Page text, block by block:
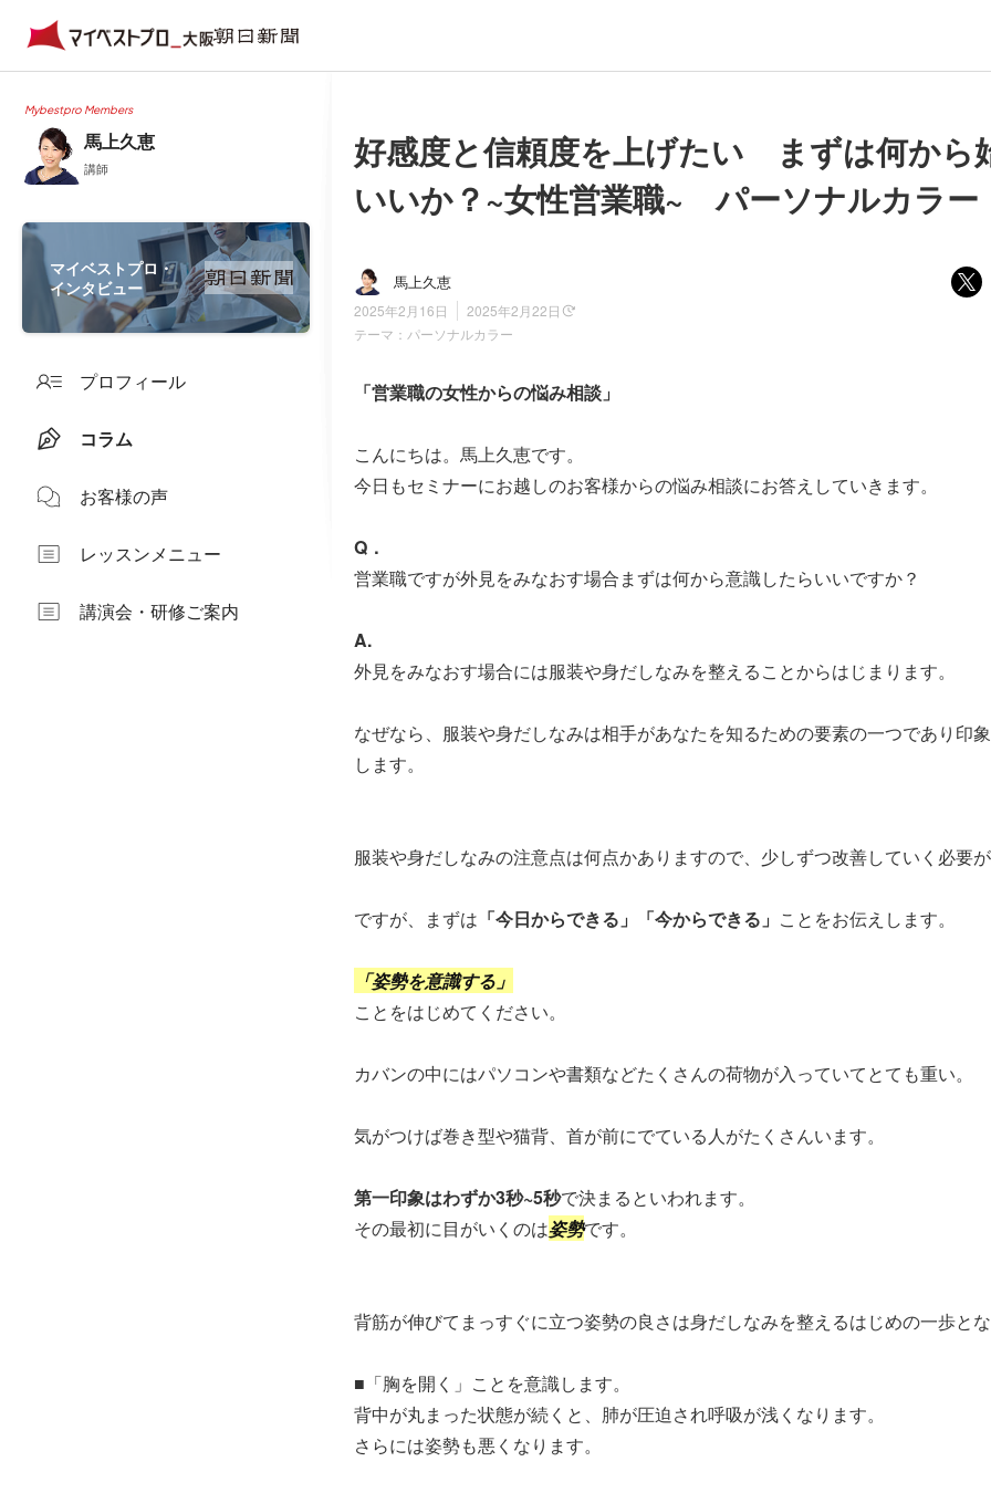
Mybestpro Members
馬上久恵
講師
マイベストプロ・
インタビュー
プロフィール
コラム
お客様の声
レッスンメニュー
講演会・研修ご案内
好感度と信頼度を上げたい まずは何から
いいか？~女性営業職~ パーソナルカラー
馬上久恵
2025年2月16日
2025年2月22日
テーマ： パーソナルカラー
「営業職の女性からの悩み相談」
こんにちは。馬上久恵です。
今日もセミナーにお越しのお客様からの悩み相談にお答えしていきます。
Q．
営業職ですが外見をみなおす場合まずは何から意識したらいいですか？
A.
外見をみなおす場合には服装や身だしなみを整えることからはじまります。
なぜなら、服装や身だしなみは相手があなたを知るための要素の一つであり印
します。
服装や身だしなみの注意点は何点かありますので、少しずつ改善していく必要
ですが、まずは 「今日からできる」「今からできる」 ことをお伝えします。
「姿勢を意識する」
ことをはじめてください。
カバンの中にはパソコンや書類などたくさんの荷物が入っていてとても重い。
気がつけば巻き型や猫背、首が前にでている人がたくさんいます。
第一印象はわずか3秒~5秒で決まるといわれます。
その最初に目がいくのは姿勢です。
背筋が伸びてまっすぐに立つ姿勢の良さは身だしなみを整えるはじめの一歩と
■「胸を開く」ことを意識します。
背中が丸まった状態が続くと、肺が圧迫され呼吸が浅くなります。
さらには姿勢も悪くなります。